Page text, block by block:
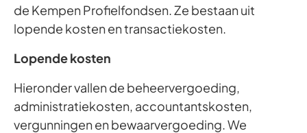
de Kempen Profielfondsen. Ze bestaan uit
lopende kosten en transactiekosten.
Lopende kosten
Hieronder vallen de beheervergoeding,
administratiekosten, accountantskosten,
vergunningen en bewaarvergoeding. We